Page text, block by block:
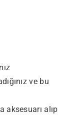
ve bu
aksesuarı alıp